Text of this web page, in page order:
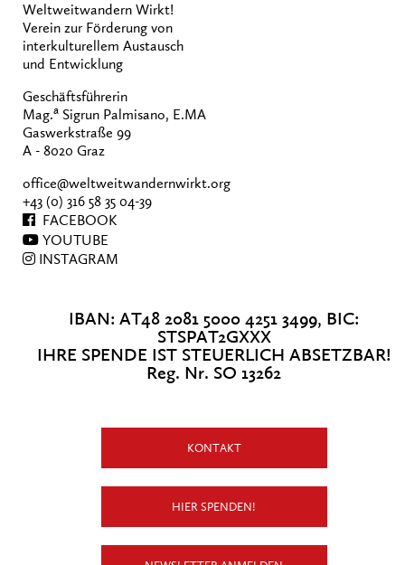
Weltweitwandern Wirkt!
Verein zur Förderung von
interkulturellem Austausch
und Entwicklung
Geschäftsführerin
Mag.a Sigrun Palmisano, E.MA
Gaswerkstraße 99
A - 8020 Graz
office@weltweitwandernwirkt.org
+43 (0) 316 58 35 04-39
FACEBOOK
YOUTUBE
INSTAGRAM
IBAN: AT48 2081 5000 4251 3499, BIC:
STSPAT2GXXX
IHRE SPENDE IST STEUERLICH ABSETZBAR!
Reg. Nr. SO 13262
KONTAKT
HIER SPENDEN!